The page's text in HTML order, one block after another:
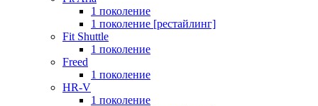
1 поколение
1 поколение [рестайлинг]
Fit Shuttle
1 поколение
Freed
1 поколение
HR-V
1 поколение